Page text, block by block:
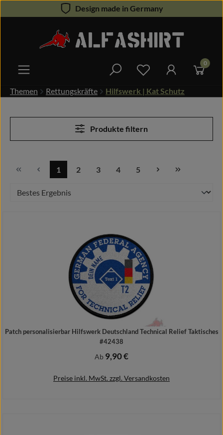
Zum Hauptinhalt springenDesign made in Germany
Du hast 0 0
Themen Rettungskräfte Hilfswerk | Kat Schutz
Produkte filtern
Seite
1
Seite
2
Seite
3
Seite
4
Seite
5
Patch personalisierbar Hilfswerk Deutschland Technical Relief Taktisches
#42438
Regulärer Preis:
Ab 9,90 €
Preise inkl. MwSt. zzgl. Versandkosten